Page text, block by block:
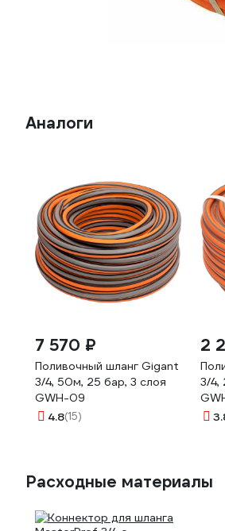
Аналоги
7 570 ₽
Поливочный шланг Gigant
3/4, 50м, 25 бар, 3 слоя
GWH-09
4.8(15)
2
3/4,
Расходные материалы